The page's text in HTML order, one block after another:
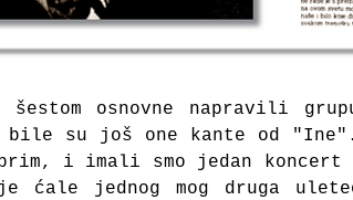
šestom osnovne napravili
bile su još one kante od
i imali smo jedan koncert
ćale jednog mog druga